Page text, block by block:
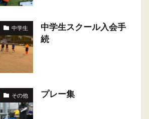
中学生
中学生スクール入会手
続
その他 プレー集